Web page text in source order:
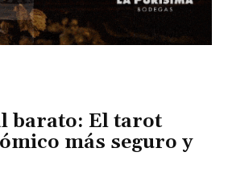
barato: El tarot
más seguro y